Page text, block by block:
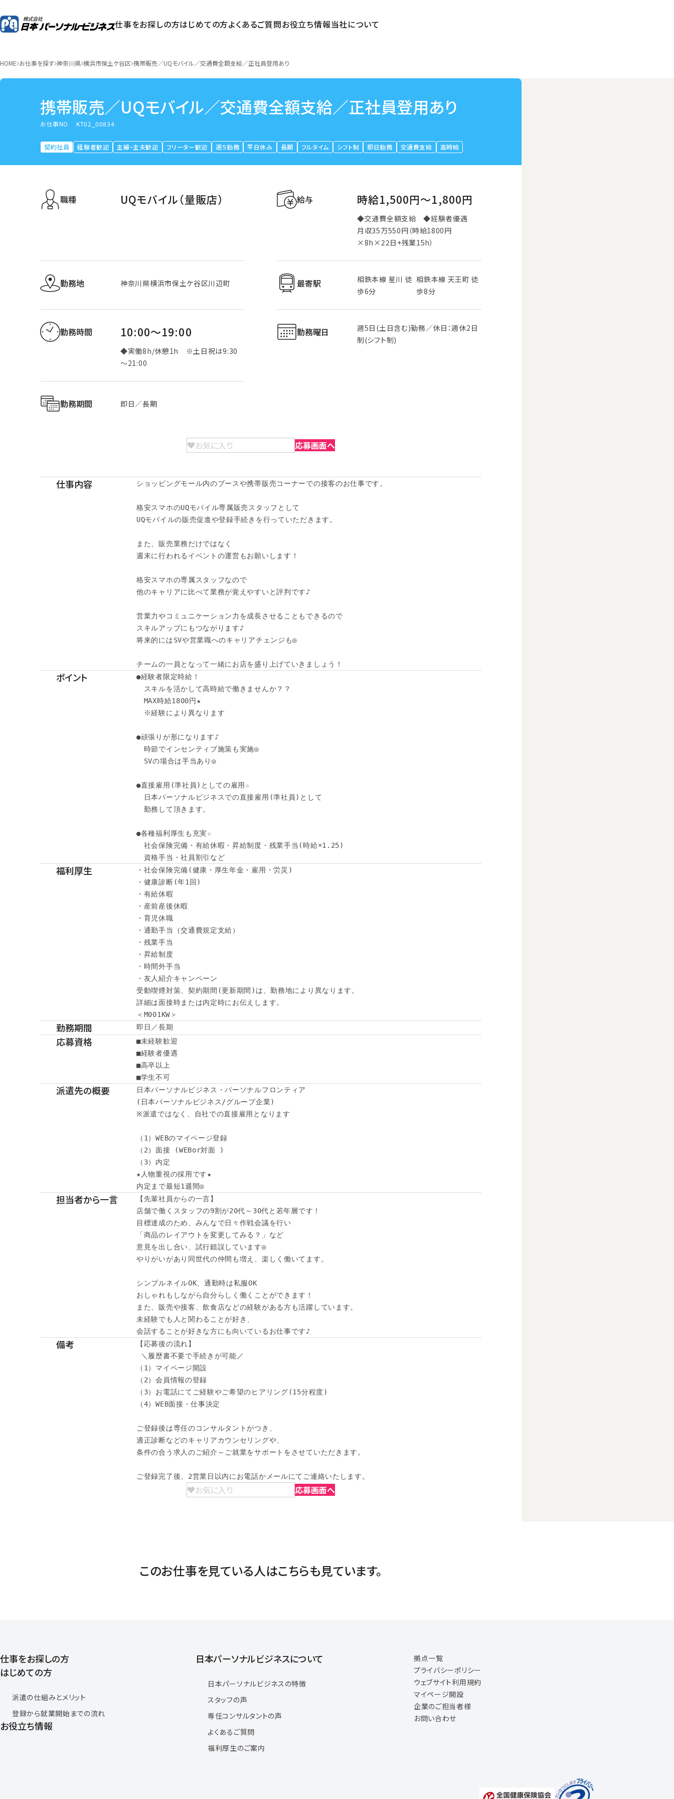
仕事をお探しの方はじめての方よくあるご質問お役立ち情報当社について
HOME お仕事を探す 神奈川県 横浜市保土ケ谷区 携帯販売／UQモバイル／交通費全額支給／正社員登用あり
携帯販売／UQモバイル／交通費全額支給／正社員登用あり
お仕事NO.KT02_00834
契約社員 経験者歓迎 主婦・主夫歓迎 フリーター歓迎 週５勤務 平日休み 長期 フルタイム シフト制 即日勤務 交通費支給 高時給
職種 UQモバイル（量販店） 給与 時給1,500円〜1,800円
◆交通費全額支給 ◆経験者優遇
月収35万550円（時給1800円
×8h×22日+残業15h）
勤務地 神奈川県横浜市保土ケ谷区川辺町 最寄駅
相鉄本線 星川 徒
歩6分
相鉄本線 天王町 徒
歩8分
勤務時間 10:00～19:00
◆実働8h/休憩1h ※土日祝は9:30
～21:00
勤務曜日
週5日(土日含む)勤務／休日：週休2日
制(シフト制)
勤務期間 即日／長期
お気に入り 応募画面へ
仕事内容 ショッピングモール内のブースや携帯販売コーナーでの接客のお仕事です。
格安スマホのUQモバイル専属販売スタッフとして
UQモバイルの販売促進や登録手続きを行っていただきます。
また、販売業務だけではなく
週末に行われるイベントの運営もお願いします！
格安スマホの専属スタッフなので
他のキャリアに比べて業務が覚えやすいと評判です♪
営業力やコミュニケーション力を成長させることもできるので
スキルアップにもつながります♪
将来的にはSVや営業職へのキャリアチェンジも◎
チームの一員となって一緒にお店を盛り上げていきましょう！
ポイント
●経験者限定時給！
スキルを活かして高時給で働きませんか？？
MAX時給1800円★
※経験により異なります
●頑張りが形になります♪
時節でインセンティブ施策も実施◎
SVの場合は手当あり◎
●直接雇用(準社員)としての雇用☆
日本パーソナルビジネスでの直接雇用(準社員)として
勤務して頂きます。
●各種福利厚生も充実☆
社会保険完備・有給休暇・昇給制度・残業手当(時給×1.25)
資格手当・社員割引など
福利厚生
・社会保険完備(健康・厚生年金・雇用・労災)
・健康診断(年1回)
・有給休暇
・産前産後休暇
・育児休職
・通勤手当（交通費規定支給）
・残業手当
・昇給制度
・時間外手当
・友人紹介キャンペーン
受動喫煙対策、契約期間(更新期間)は、勤務地により異なります。
詳細は面接時または内定時にお伝えします。
＜M001KW＞
勤務期間 即日／長期
応募資格
■未経験歓迎
■経験者優遇
■高卒以上
■学生不可
派遣先の概要
日本パーソナルビジネス・パーソナルフロンティア
(日本パーソナルビジネス/グループ企業)
※派遣ではなく、自社での直接雇用となります
（1）WEBのマイページ登録
（2）面接 (WEBor対面 )
（3）内定
★人物重視の採用です★
内定まで最短1週間◎
担当者から一言
【先輩社員からの一言】
店舗で働くスタッフの9割が20代～30代と若年層です！
目標達成のため、みんなで日々作戦会議を行い
「商品のレイアウトを変更してみる？」など
意見を出し合い、試行錯誤しています◎
やりがいがあり同世代の仲間も増え、楽しく働いてます。
シンプルネイルOK、通勤時は私服OK
おしゃれもしながら自分らしく働くことができます！
また、販売や接客、飲食店などの経験がある方も活躍しています。
未経験でも人と関わることが好き、
会話することが好きな方にも向いているお仕事です♪
備考
【応募後の流れ】
＼履歴書不要で手続きが可能／
（1）マイページ開設
（2）会員情報の登録
（3）お電話にてご経験やご希望のヒアリング(15分程度)
（4）WEB面接・仕事決定
ご登録後は専任のコンサルタントがつき、
適正診断などのキャリアカウンセリングや、
条件の合う求人のご紹介～ご就業をサポートをさせていただきます。
ご登録完了後、2営業日以内にお電話かメールにてご連絡いたします。
お気に入り 応募画面へ
このお仕事を見ている人はこちらも見ています。
仕事をお探しの方
はじめての方
派遣の仕組みとメリット
登録から就業開始までの流れ
お役立ち情報
日本パーソナルビジネスについて
日本パーソナルビジネスの特徴
スタッフの声
専任コンサルタントの声
よくあるご質問
福利厚生のご案内
拠点一覧
プライバシーポリシー
ウェブサイト利用規約
マイページ開設
企業のご担当者様
お問い合わせ